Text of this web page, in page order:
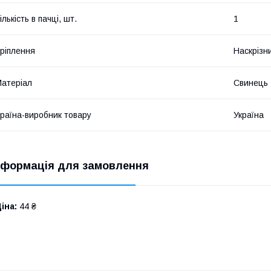
в пачці, шт. 1
Свинець
виробник товару Україна
для замовлення
44 ₴